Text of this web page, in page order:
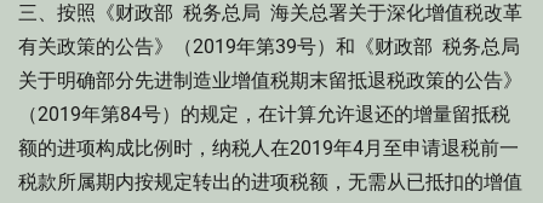
三、按照《财政部 税务总局 海关总署关于深化增值税改革
有关政策的公告》（2019年第39号）和《财政部 税务总局
关于明确部分先进制造业增值税期末留抵退税政策的公告》
（2019年第84号）的规定，在计算允许退还的增量留抵税
额的进项构成比例时，纳税人在2019年4月至申请退税前一
税款所属期内按规定转出的进项税额，无需从已抵扣的增值